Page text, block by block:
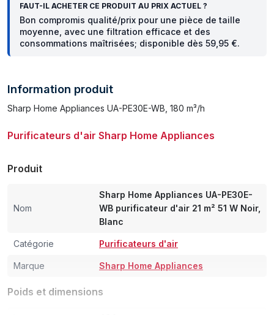
FAUT-IL ACHETER CE PRODUIT AU PRIX ACTUEL ?
Bon compromis qualité/prix pour une pièce de taille
moyenne, avec une filtration efficace et des
consommations maîtrisées; disponible dès 59,95 €.
Information produit
Sharp Home Appliances UA-PE30E-WB, 180 m³/h
Purificateurs d'air Sharp Home Appliances
Produit
Nom
Sharp Home Appliances UA-PE30E-
WB purificateur d'air 21 m² 51 W Noir,
Blanc
Catégorie Purificateurs d'air
Marque Sharp Home Appliances
Poids et dimensions